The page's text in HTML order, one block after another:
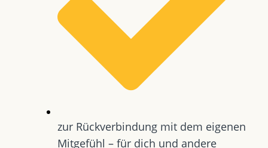
zur Rückverbindung mit dem eigenen
Mitgefühl – für dich und andere